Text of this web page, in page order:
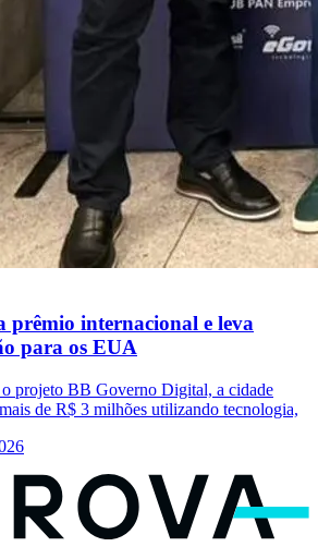
prêmio internacional e leva
para os EUA
projeto BB Governo Digital, a cidade
de R$ 3 milhões utilizando tecnologia,